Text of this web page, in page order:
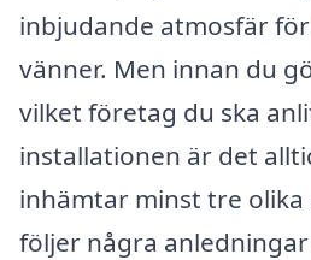
inbjudande atmosfär
vänner. Men innan du
vilket företag du ska
installationen är det
inhämtar minst tre
följer några